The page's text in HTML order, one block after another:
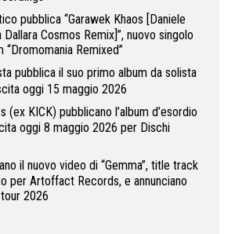
pubblica “Garawek Khaos [Daniele
Dallara Cosmos Remix]”, nuovo singolo
“Dromomania Remixed”
pubblica il suo primo album da solista
oggi 15 maggio 2026
(ex KICK) pubblicano l’album d’esordio
oggi 8 maggio 2026 per Dischi
il nuovo video di “Gemma”, title track
per Artoffact Records, e annunciano
2026